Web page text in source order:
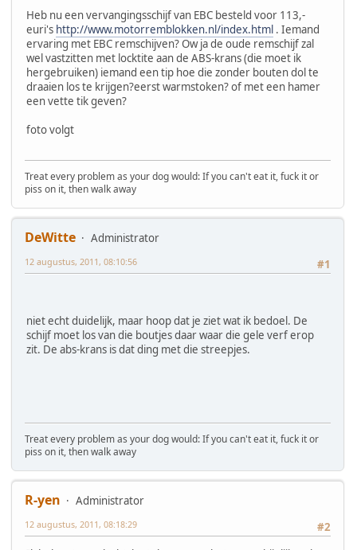
Heb nu een vervangingsschijf van EBC besteld voor 113,-
euri's http://www.motorremblokken.nl/index.html . Iemand
ervaring met EBC remschijven? Ow ja de oude remschijf zal
wel vastzitten met locktite aan de ABS-krans (die moet ik
hergebruiken) iemand een tip hoe die zonder bouten dol te
draaien los te krijgen?eerst warmstoken? of met een hamer
een vette tik geven?
foto volgt
Treat every problem as your dog would: If you can't eat it, fuck it or
piss on it, then walk away
DeWitte
Administrator
#1
12 augustus, 2011, 08:10:56
niet echt duidelijk, maar hoop dat je ziet wat ik bedoel. De
schijf moet los van die boutjes daar waar die gele verf erop
zit. De abs-krans is dat ding met die streepjes.
Treat every problem as your dog would: If you can't eat it, fuck it or
piss on it, then walk away
R-yen
Administrator
#2
12 augustus, 2011, 08:18:29